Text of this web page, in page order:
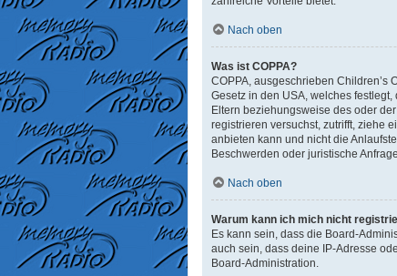
Nach oben
Was ist COPPA?
COPPA, ausgeschrieben Children’s
Gesetz in den USA, welches
Eltern beziehungsweise des oder
registrieren versuchst, zutrifft, ziehe
anbieten kann und nicht die
Beschwerden oder juristische
Nach oben
Warum kann ich mich nicht
Es kann sein, dass die Board-
auch sein, dass deine IP-Adresse
Board-Administration.